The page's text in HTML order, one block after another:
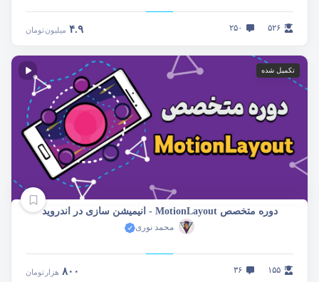
۵۲۶ ۲۵۰ ۴.۹ میلیونتومان
تکمیل شده
دوره متخصص MotionLayout - انیمیشن سازی در اندروید
محمد نوری
۱۵۵ ۳۶ ۸۰۰ هزار تومان